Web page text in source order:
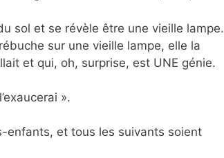
sol et se révèle être une vieille lampe.
sur une vieille lampe, elle la
et qui, oh, surprise, est UNE génie.
».
enfants, et tous les suivants soient